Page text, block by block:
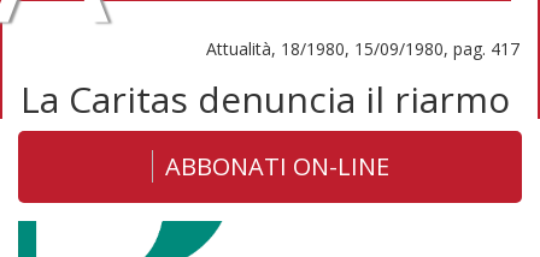
Attualità, 18/1980, 15/09/1980, pag. 417
La Caritas denuncia il riarmo
ABBONATI ON-LINE